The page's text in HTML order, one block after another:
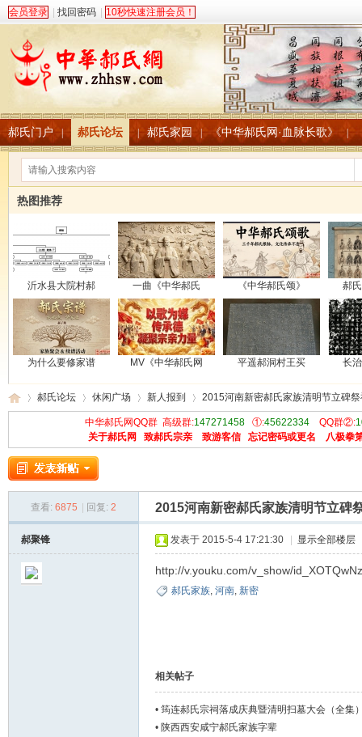
会员登录 找回密码 10秒快速注册会员！
郝氏门户 | 郝氏论坛 郝氏家园 《中华郝氏网·血脉长歌》
热图推荐
沂水县大院村郝 一曲《中华郝氏 《中华郝氏颂》 郝
为什么要修家谱 MV《中华郝氏网 平遥郝洞村王买 长
中 »
郝氏论坛
›
休闲广场 新人报到 2015河南新密郝氏家族清明节立碑
中华郝氏网QQ群 高级群:147271458①:45622334QQ群②:
关于郝氏网
致郝氏宗亲 致游客信 忘记密码或更名 八极拳
查看: 6875 回复: 2 2015河南新密郝氏家族清明节立碑
郝聚锋 发表于 2015-5-4 17:21:30 显示全部楼层
http://v.youku.com/v_show/
郝氏家族, 河南, 新密
相关帖子
• 筠连郝氏宗祠落成庆典暨清明扫墓大会（全集
• 陕西西安咸宁郝氏家族字辈